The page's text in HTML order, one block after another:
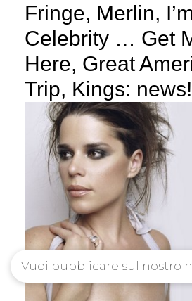
Fringe, Merlin,
Celebrity … Get
Here, Great
Trip, Kings: news!
Vuoi pubblicare sul nostro